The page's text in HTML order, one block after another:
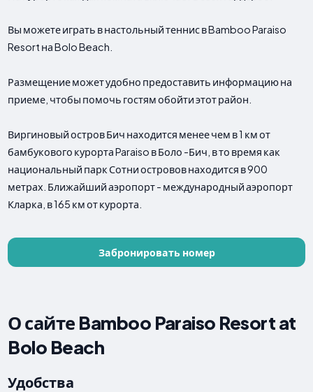
Вы можете играть в настольный теннис в Bamboo Paraiso
Resort на Bolo Beach.
Размещение может удобно предоставить информацию на
приеме, чтобы помочь гостям обойти этот район.
Виргиновый остров Бич находится менее чем в 1 км от
бамбукового курорта Paraiso в Боло -Бич, в то время как
национальный парк Сотни островов находится в 900
метрах. Ближайший аэропорт - международный аэропорт
Кларка, в 165 км от курорта.
Забронировать номер
О сайте Bamboo Paraiso Resort at
Bolo Beach
Удобства